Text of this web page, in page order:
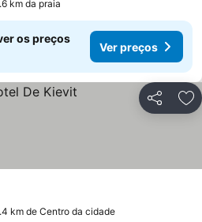
km da praia
os preços
Ver preços
Partilhar
km de Centro da cidade